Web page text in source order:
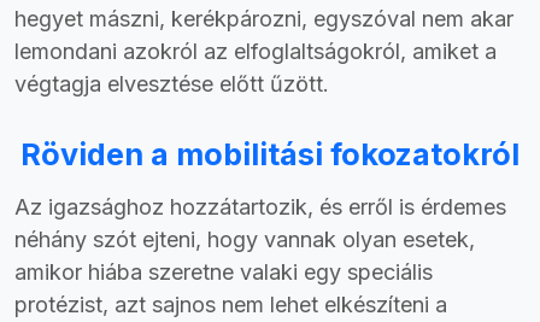
hegyet mászni, kerékpározni, egyszóval nem akar
lemondani azokról az elfoglaltságokról, amiket a
végtagja elvesztése előtt űzött.
Röviden a mobilitási fokozatokról
Az igazsághoz hozzátartozik, és erről is érdemes
néhány szót ejteni, hogy vannak olyan esetek,
amikor hiába szeretne valaki egy speciális
protézist, azt sajnos nem lehet elkészíteni a